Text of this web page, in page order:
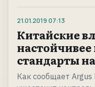
21.01.2019 07:13
Китайские
стандарты
Как сообщает Argus